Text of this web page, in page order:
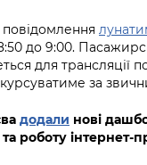
8:50 до 9:00.
для трансляції
за
додали нові
та роботу